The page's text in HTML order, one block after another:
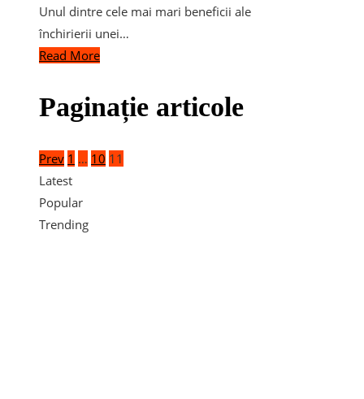
Unul dintre cele mai mari beneficii ale
închirierii unei…
Read More
Paginație articole
Prev 1 … 10 11
Latest
Popular
Trending